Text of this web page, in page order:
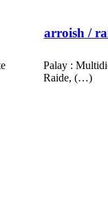
arroish /
Palay :
Raide, (…)